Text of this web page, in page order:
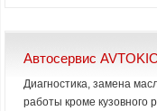
Автосервис
Диагностика, замена
работы кроме кузовного